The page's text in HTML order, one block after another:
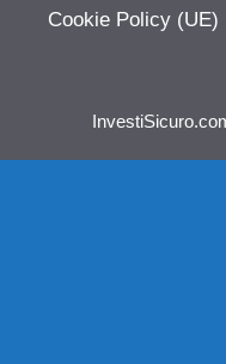
Cookie Policy (UE)